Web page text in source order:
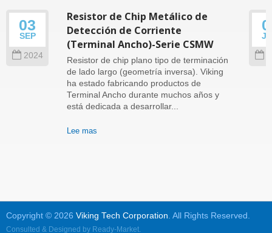
03
SEP
2024
Resistor de Chip Metálico de
Detección de Corriente
(Terminal Ancho)-Serie CSMW
Resistor de chip plano tipo de terminación
de lado largo (geometría inversa). Viking
ha estado fabricando productos de
Terminal Ancho durante muchos años y
está dedicada a desarrollar...
Lee mas
Copyright © 2026 Viking Tech Corporation . All Rights Reserved.
Consulted & Designed by Ready-Market.